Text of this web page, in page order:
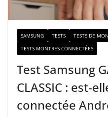
SAMSUNG TESTS
TESTS DE
TESTS MONTRES CONNECTÉES
Test Samsung
CLASSIC : est-
connectée